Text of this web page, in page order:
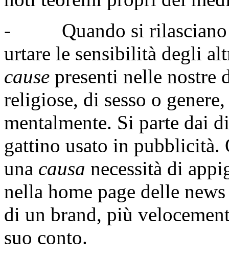
- Quando si rilasciano
urtare le sensibilità degli
cause presenti nelle nostre
religiose, di sesso o
mentalmente. Si parte dai
gattino usato in pubblicità.
una causa necessità di
nella home page delle
di un brand, più
suo conto.